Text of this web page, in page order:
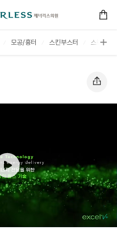
모공/흉터 스킨부스터 스킨케어